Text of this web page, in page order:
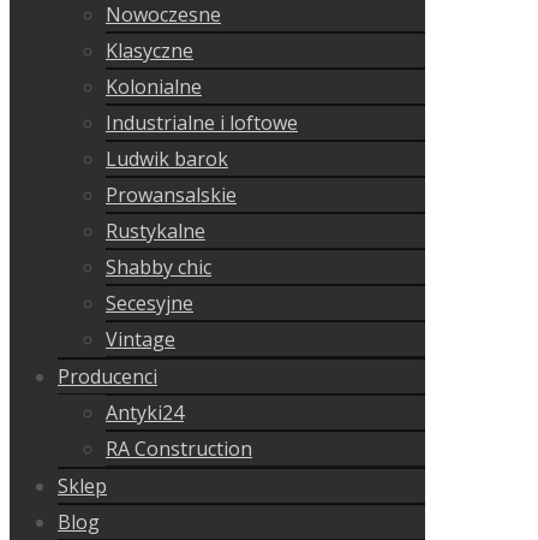
Nowoczesne
Klasyczne
Kolonialne
Industrialne i loftowe
Ludwik barok
Prowansalskie
Rustykalne
Shabby chic
Secesyjne
Vintage
Producenci
Antyki24
RA Construction
Sklep
Blog